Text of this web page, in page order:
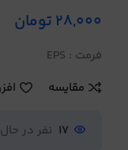
28,000تومان
فرمت : EPS
مقایسه
17 نفر در